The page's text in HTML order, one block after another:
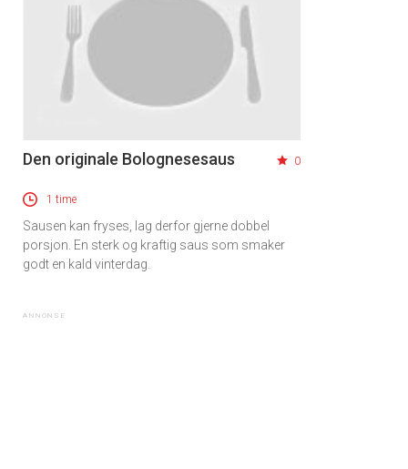
Den originale Bolognesesaus 0
1 time
Sausen kan fryses, lag derfor gjerne dobbel
porsjon. En sterk og kraftig saus som smaker
godt en kald vinterdag.